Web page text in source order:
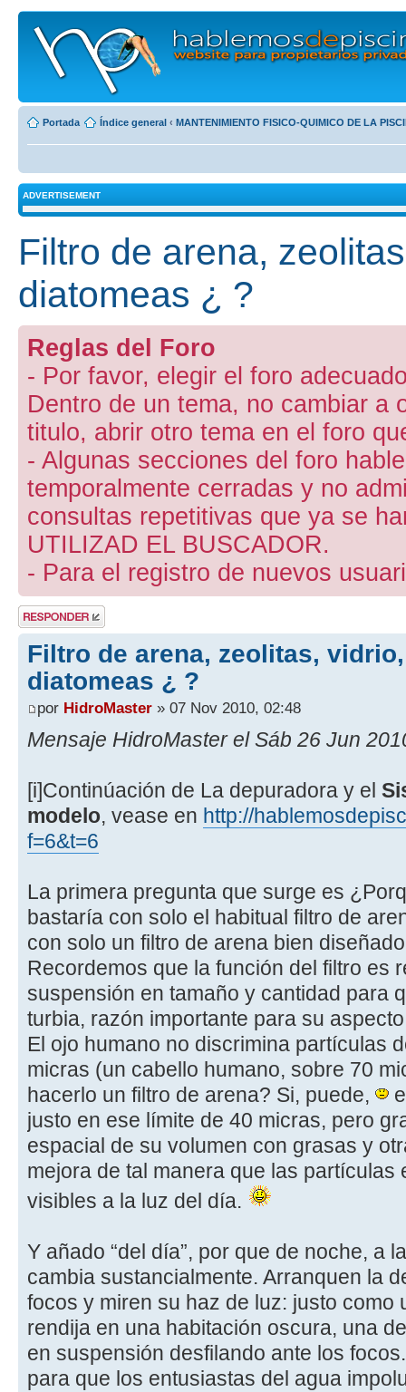
Portada Índice general ‹ MANTENIMIENTO FISICO-QUIMICO DE LA
ADVERTISEMENT
Filtro de arena,
diatomeas ¿ ?
Reglas del Foro
- Por favor, elegir el foro
Dentro de un tema, no cambiar a
titulo, abrir otro tema en el foro
- Algunas secciones del foro
temporalmente cerradas y no
consultas repetitivas que ya se
UTILIZAD EL BUSCADOR.
- Para el registro de nuevos
Publicar una
respuesta
Filtro de arena, zeolitas,
diatomeas ¿ ?
por HidroMaster » 07 Nov 2010, 02:48
Mensaje HidroMaster el Sáb 26 Jun
[i]Continúación de La depuradora y el
modelo, vease en http://
f=6&t=6
La primera pregunta que surge es
bastaría con solo el habitual filtro de
con solo un filtro de arena bien
Recordemos que la función del filtro es
suspensión en tamaño y cantidad para
turbia, razón importante para su
El ojo humano no discrimina partículas
micras (un cabello humano, sobre 70
hacerlo un filtro de arena? Si, puede,
justo en ese límite de 40 micras, pero
espacial de su volumen con grasas y
mejora de tal manera que las partículas
visibles a la luz del día.
Y añado “del día”, por que de noche, a
cambia sustancialmente. Arranquen la
focos y miren su haz de luz: justo como
rendija en una habitación oscura, una
en suspensión desfilando ante los
para que los entusiastas del agua